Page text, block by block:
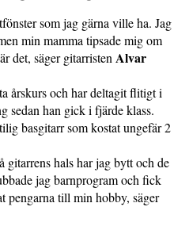
som jag gärna ville ha. Jag
min mamma tipsade mig om
det, säger gitarristen Alvar
årskurs och har deltagit flitigt i
sedan han gick i fjärde klass.
basgitarr som kostat ungefär 2
gitarrens hals har jag bytt och de
jag barn­program och fick
pengarna till min hobby, säger